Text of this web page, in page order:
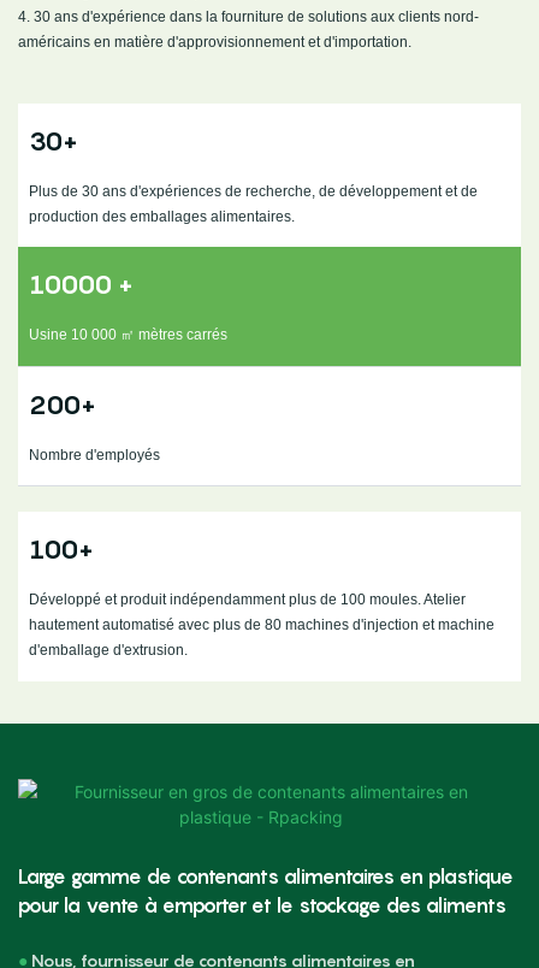
4. 30 ans d'expérience dans la fourniture de solutions aux clients nord-
américains en matière d'approvisionnement et d'importation.
30+
Plus de 30 ans d'expériences de recherche, de développement et de
production des emballages alimentaires.
10000 +
Usine 10 000 ㎡ mètres carrés
200+
Nombre d'employés
100+
Développé et produit indépendamment plus de 100 moules. Atelier
hautement automatisé avec plus de 80 machines d'injection et machine
d'emballage d'extrusion.
Large gamme de contenants alimentaires en plastique
pour la vente à emporter et le stockage des aliments
● Nous, fournisseur de contenants alimentaires en